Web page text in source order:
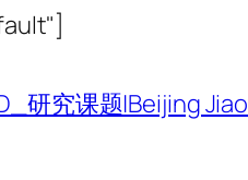
内
容
研究课题|Beijing